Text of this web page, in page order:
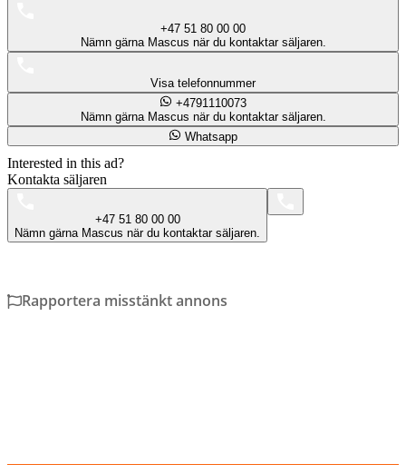
+47 51 80 00 00
Nämn gärna Mascus när du kontaktar säljaren.
Visa telefonnummer
+4791110073
Nämn gärna Mascus när du kontaktar säljaren.
Whatsapp
Interested in this ad?
Kontakta säljaren
+47 51 80 00 00
Nämn gärna Mascus när du kontaktar säljaren.
Rapportera misstänkt annons